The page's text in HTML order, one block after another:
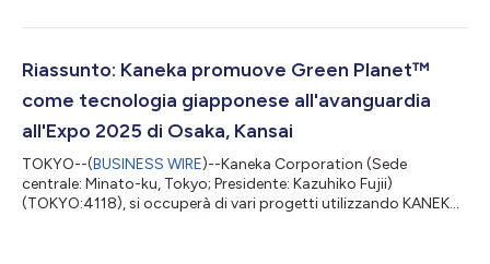
termine della valutazione condotta dallo Shariah Research
MUSLIM ASSOCIATION, ente religioso, in data 28 maggio. La
Riassunto: Kaneka promuove Green Planet™
come tecnologia giapponese all'avanguardia
all'Expo 2025 di Osaka, Kansai
TOKYO--(BUSINESS WIRE)--Kaneka Corporation (Sede
centrale: Minato-ku, Tokyo; Presidente: Kazuhiko Fujii)
(TOKYO:4118), si occuperà di vari progetti utilizzando KANEKA